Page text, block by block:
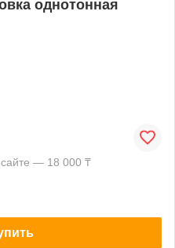
однотонная
— 18 000 ₸